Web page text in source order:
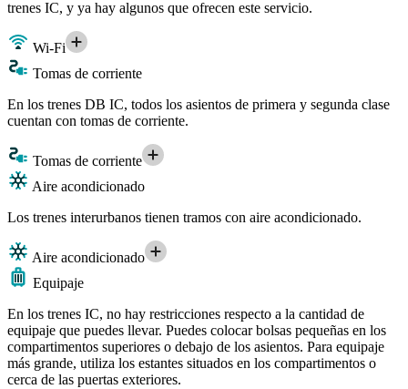
trenes IC, y ya hay algunos que ofrecen este servicio.
Wi-Fi
Tomas de corriente
En los trenes DB IC, todos los asientos de primera y segunda clase
cuentan con tomas de corriente.
Tomas de corriente
Aire acondicionado
Los trenes interurbanos tienen tramos con aire acondicionado.
Aire acondicionado
Equipaje
En los trenes IC, no hay restricciones respecto a la cantidad de
equipaje que puedes llevar. Puedes colocar bolsas pequeñas en los
compartimentos superiores o debajo de los asientos. Para equipaje
más grande, utiliza los estantes situados en los compartimentos o
cerca de las puertas exteriores.